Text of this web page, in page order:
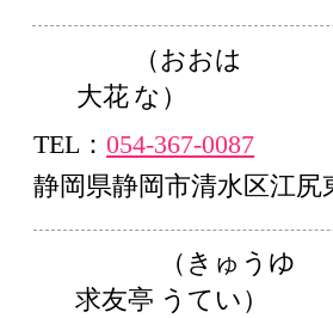
大花
（おおは
な）
TEL：054-367-0087
静岡県静岡市清水区江尻
求友亭
（きゅうゆ
うてい）